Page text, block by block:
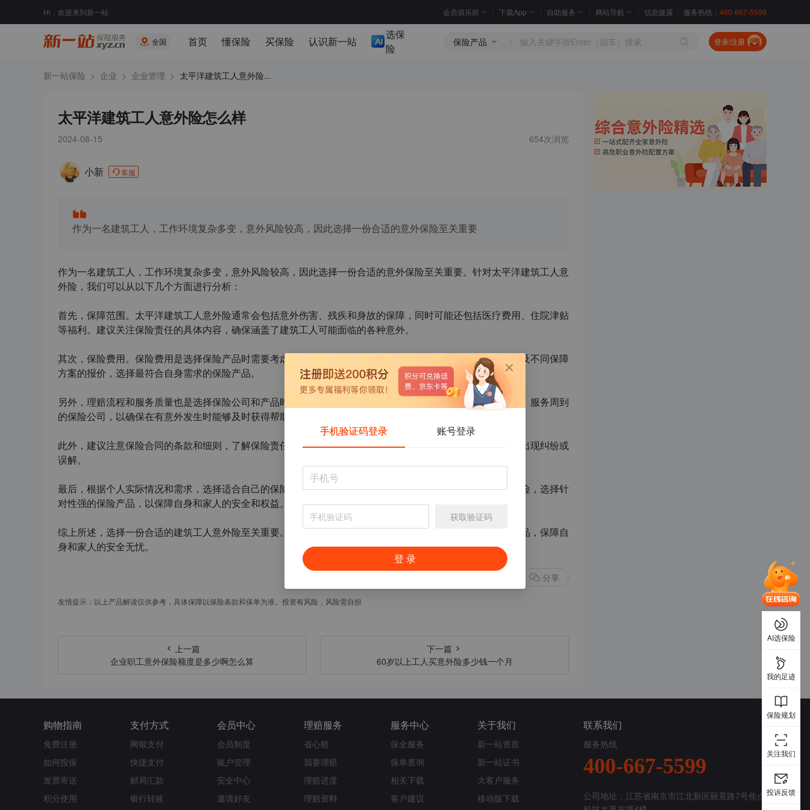
Hi，欢迎来到新一站 会员俱乐部 下载App 自助服务 网站导航 信息披露 服务热线： 400-667-5599
全国 首页 懂保险 买保险 认识新一站
选保
险
保险产品 登录/注册
新一站保险 > 企业 > 企业管理 > 太平洋建筑工人意外险...
太平洋建筑工人意外险怎么样
2024-08-15 654次浏览
小新 客服
作为一名建筑工人，工作环境复杂多变，意外风险较高，因此选择一份合适的意外保险至关重要
作为一名建筑工人，工作环境复杂多变，意外风险较高，因此选择一份合适的意外保险至关重要。针对太平洋建筑工人意
外险，我们可以从以下几个方面进行分析：
首先，保障范围。太平洋建筑工人意外险通常会包括意外伤害、残疾和身故的保障，同时可能还包括医疗费用、住院津贴
等福利。建议关注保险责任的具体内容，确保涵盖了建筑工人可能面临的各种意外。
其次，保险费用。保险费用是选择保险产品时需要考虑的重要因素之一。可以通过对比不同保险公司的费率以及不同保障
方案的报价，选择最符合自身需求的保险产品。
另外，理赔流程和服务质量也是选择保险公司和产品时需要考虑的因素之一。建议选择有良好信誉、理赔快捷、服务周到
的保险公司，以确保在有意外发生时能够及时获得帮助和赔付。
此外，建议注意保险合同的条款和细则，了解保险责任、免赔额、理赔流程、保险期限等内容，避免在理赔时出现纠纷或
误解。
最后，根据个人实际情况和需求，选择适合自己的保险方案。建议在购买保险前，充分了解自身工作环境和风险，选择针
对性强的保险产品，以保障自身和家人的安全和权益。
综上所述，选择一份合适的建筑工人意外险至关重要。希望以上建议能够帮助您更好地选择适合自己的保险产品，保障自
身和家人的安全无忧。
分享
友情提示：以上产品解读仅供参考，具体保障以保险条款和保单为准。投资有风险，风险需自担
上一篇
企业职工意外保险额度是多少啊怎么算
下一篇
60岁以上工人买意外险多少钱一个月
购物指南
免费注册
如何投保
发票寄送
积分使用
支付方式
网银支付
快捷支付
邮局汇款
银行转账
会员中心
会员制度
账户管理
安全中心
邀请好友
理赔服务
省心赔
我要理赔
理赔进度
理赔资料
服务中心
保全服务
保单查询
相关下载
客户建议
关于我们
新一站资质
新一站证书
大客户服务
移动版下载
联系我们
服务热线
400-667-5599
公司地址：江苏省南京市江北新区丽景路7号焦点
AI选保险
我的足迹
保险规划
关注我们
投诉反馈
手机验证码登录 账号登录
获取验证码
登 录